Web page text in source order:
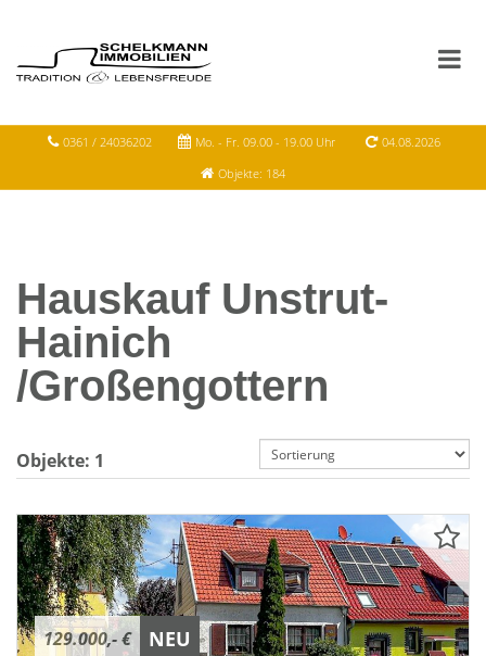
0361 / 24036202 Mo. - Fr. 09.00 - 19.00 Uhr
04.08.2026
Objekte: 184
Hauskauf Unstrut-
Hainich
/Großengottern
Objekte: 1
129.000,- € NEU